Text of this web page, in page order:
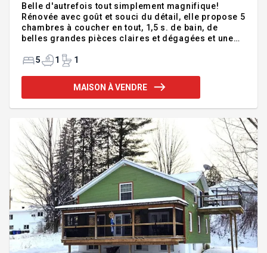
Belle d'autrefois tout simplement magnifique!
Rénovée avec goût et souci du détail, elle propose 5
chambres à coucher en tout, 1,5 s. de bain, de
belles grandes pièces claires et dégagées et une
spacieux walk-in, 2 chambres et une s. d'eau sont
aménagées à l'étage et du rangement est possible
au sous-sol. Une s. de lavage indépendante est
aménagée à même la salle de bain et de belles
vous accueillir dès maintenant! Addenda
:Magnifique
5 1 1
MAISON À VENDRE